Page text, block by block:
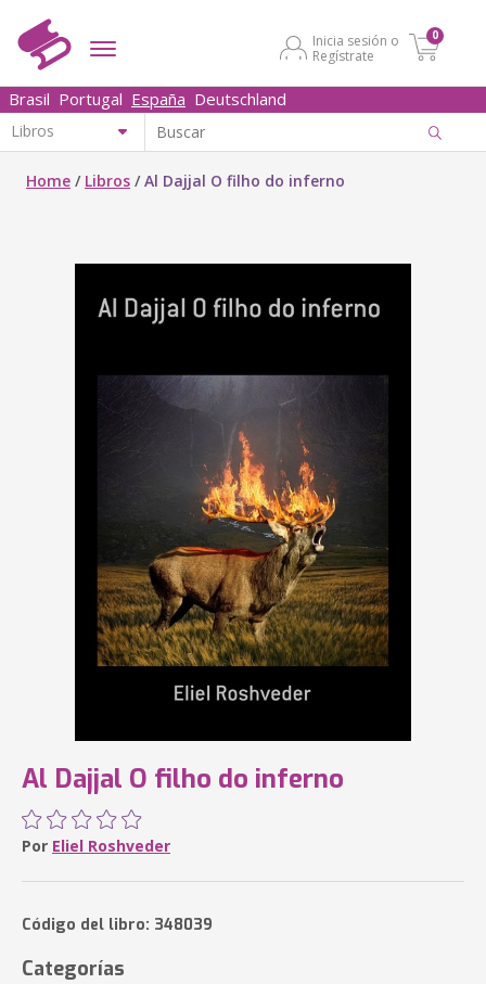
Inicia sesión o
Regístrate
0
Brasil Portugal España Deutschland
Home / Libros /Al Dajjal O filho do inferno
Al Dajjal O filho do inferno
Por Eliel Roshveder
Código del libro: 348039
Categorías